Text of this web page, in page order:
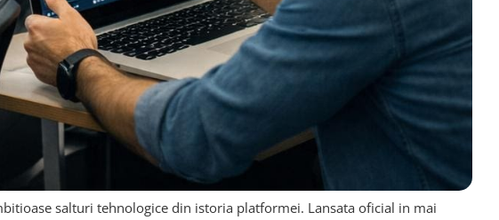
salturi tehnologice din istoria platformei. Lansata oficial in mai